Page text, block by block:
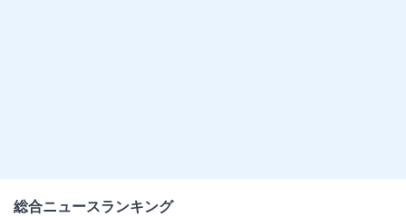
総合ニュースランキング